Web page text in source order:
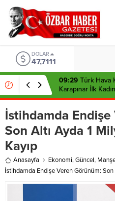
islami
chat
omegla
türk
sohbet
cinsel
sohbet
dini
chat
DOLAR
47,7111
09:29 Türk Hava
Karapınar İlk
İstihdamda
Son Altı Ayda 1
Kayıp
Anasayfa Ekonomi,Güncel,
İstihdamda Endişe Veren Görünüm: